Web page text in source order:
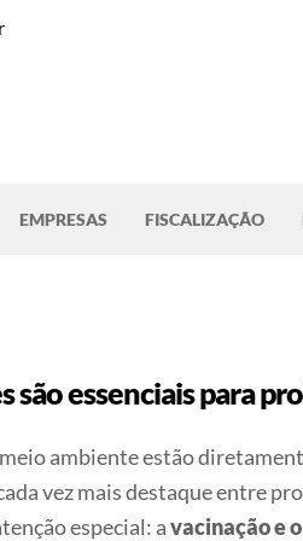
EMPRESAS FISCALIZAÇÃO
essenciais para
ambiente estão
vez mais destaque entre
especial: avacinação e